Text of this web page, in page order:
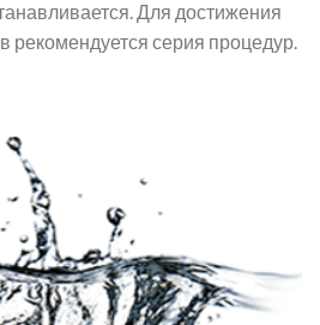
Для достижения
рекомендуется серия процедур.